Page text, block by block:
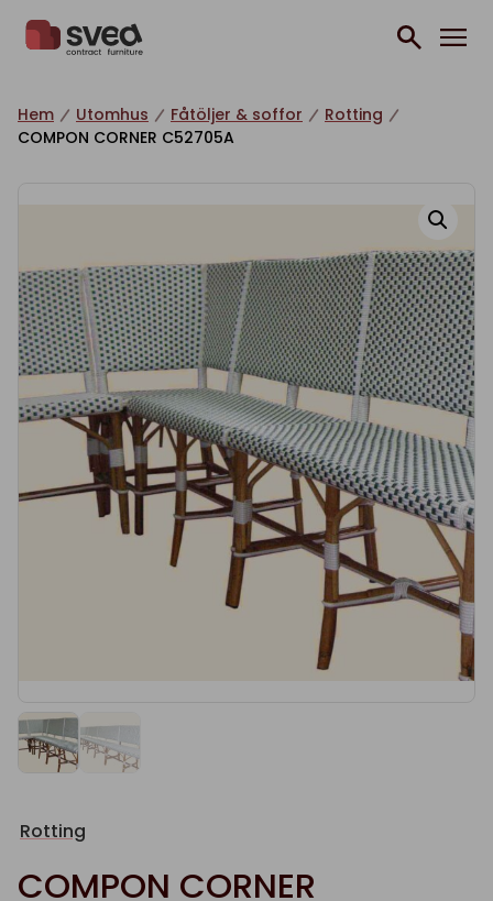
Hem Utomhus Fåtöljer & soffor
Rotting
COMPON CORNER C52705A
Rotting
COMPON CORNER